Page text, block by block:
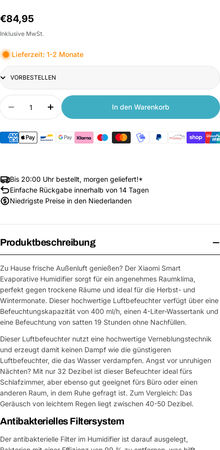
Normalpreis
€84,95
Inklusive MwSt.
Lieferzeit: 1-2 Monate
Title
Anzahl
Menge verringern für Xiaomi Smart Evaporative
Anzahl erhöhen für Xiaomi Smart
In den Warenkorb
Bis 20:00 Uhr bestellt, morgen geliefert!*
Einfache Rückgabe innerhalb von 14 Tagen
Niedrigste Preise in den Niederlanden
Produktbeschreibung
Zu Hause frische Außenluft genießen? Der Xiaomi Smart
Evaporative Humidifier sorgt für ein angenehmes Raumklima,
perfekt gegen trockene Räume und ideal für die Herbst- und
Wintermonate. Dieser hochwertige Luftbefeuchter verfügt über eine
Befeuchtungskapazität von 400 ml/h, einen 4-Liter-Wassertank und
eine Befeuchtung von satten 19 Stunden ohne Nachfüllen.
Dieser Luftbefeuchter nutzt eine hochwertige Verneblungstechnik
und erzeugt damit keinen Dampf wie die günstigeren
Luftbefeuchter, die das Wasser verdampfen. Angst vor unruhigen
Nächten? Mit nur 32 Dezibel ist dieser Befeuchter ideal fürs
Schlafzimmer, aber ebenso gut geeignet fürs Büro oder einen
anderen Raum, in dem Ruhe gefragt ist. Zum Vergleich: Das
Geräusch von leichtem Regen liegt zwischen 40-50 Dezibel.
Antibakterielles Filtersystem
Der antibakterielle Filter im Humidifier ist darauf ausgelegt,